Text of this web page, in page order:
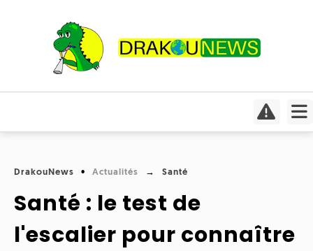
Actualités
Divers
Culture
vidéo
Focus
Humeurs
Interviews
DrakouNews Actualités Santé
Santé : le test de
l'escalier pour connaître